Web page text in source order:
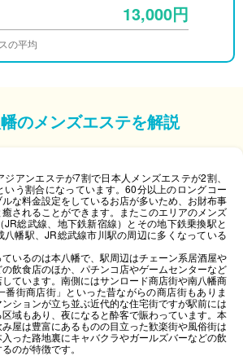
13,000円
の平均
のメンズエステを解説
アンエステが7割で日本人メンズエステが2割、
いう割合になっています。60分以上のロングコー
な料金設定をしているお店が多いため、お財布事
されることができます。またこのエリアのメンズ
JR総武線、地下鉄新宿線）とその地下鉄乗換駅と
幡駅、JR総武線市川駅の周辺に多くなっている
いるのは本八幡で、駅周辺はチェーン系居酒屋や
飲食店のほか、パチンコ店やゲームセンターなど
ています。南側にはサンロード商店街や南八幡商
番街商店街」といった昔ながらの商店街もありま
ションが立ち並ぶ近代的な住宅街ですが駅前には
域もあり、夜になると酔客で賑わっています。本
屋は豊富にあるものの目立った歓楽街や風俗街は
った路地裏にキャバクラやガールズバーなどの飲
のが特徴です。